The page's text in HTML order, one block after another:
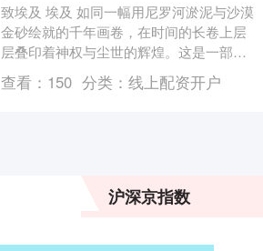
致埃及 埃及 如同一幅用尼罗河淤泥与沙漠
金砂绘就的千年画卷，在时间的长卷上层
层叠印着神权与尘世的辉煌。这是一部被
太阳烤灼的文明史诗——法老的金冠在炙
热阳光下闪烁....
查看： 150 分类： 线上配资开户
沪深京指数